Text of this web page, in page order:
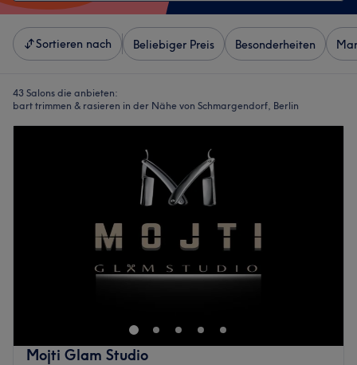
Sortieren nach Beliebiger Preis Besonderheiten
43 Salons die anbieten:
bart trimmen & rasieren in der Nähe von Schmargendorf, Berlin
Mojti Glam Studio